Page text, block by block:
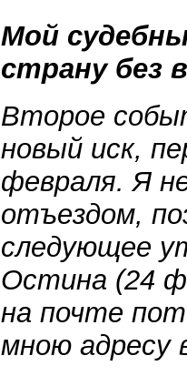
Мой
страну без
Второе
новый иск,
февраля. Я
отъездом,
следующее
Остина (24
на почте
мною адресу